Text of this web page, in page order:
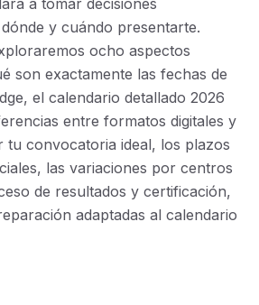
a tomar decisiones
y cuándo presentarte.
ocho aspectos
son exactamente las fechas de
el calendario detallado 2026
entre formatos digitales y
tu convocatoria ideal, los plazos
las variaciones por centros
de resultados y certificación,
adaptadas al calendario